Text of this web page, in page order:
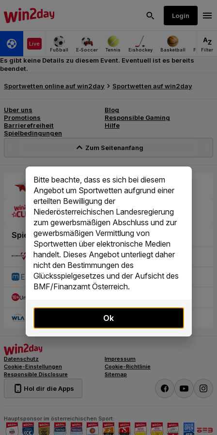
Bitte beachte, dass es sich bei diesem
Angebot um Sportwetten aufgrund einer
erteilten Bewilligung der
Niederösterreichischen Landesregierung
zum gewerbsmäßigen Abschluss und zur
gewerbsmäßigen Vermittlung von
Sportwetten über elektronische Medien
handelt. Dieses Angebot unterliegt daher
nicht den Bestimmungen des
Glücksspielgesetzes und der Aufsicht des
BMF/Finanzamt Österreich.
Ok
Es gibt keine Details zu diesem Event. Eventuell ist es bereits
beendet.